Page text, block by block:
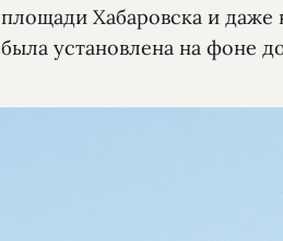
площади Хабаровска и даже
была установлена на фоне